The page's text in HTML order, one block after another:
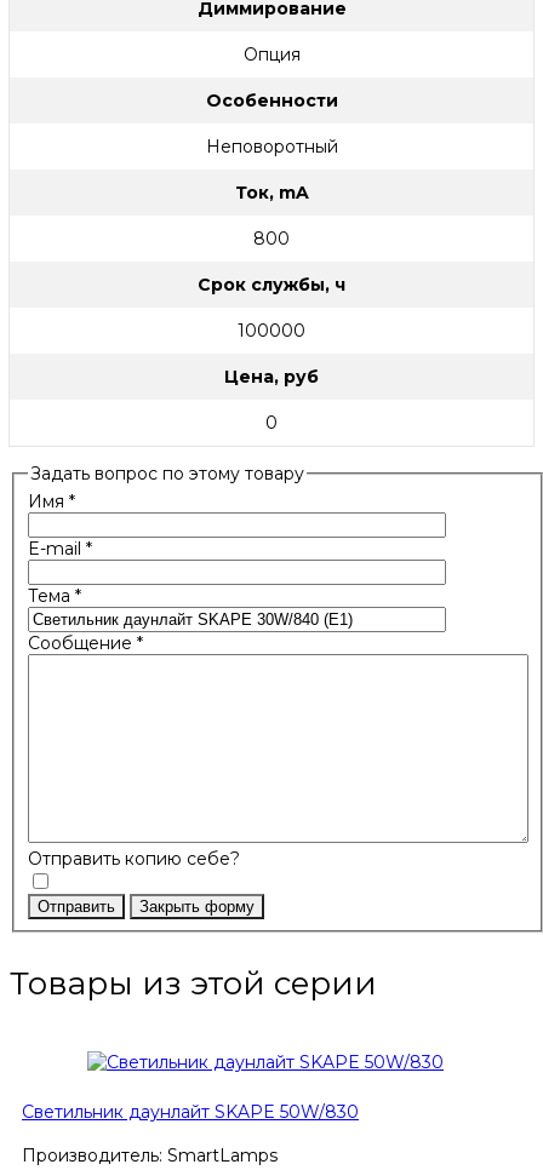
Диммирование
Опция
Особенности
Неповоротный
Ток, mA
800
Срок службы, ч
100000
Цена, руб
0
Задать вопрос по этому товару
Имя *
E-mail *
Тема *
Сообщение *
Отправить копию себе?
Отправить Закрыть форму
Товары из этой серии
Светильник даунлайт SKAPE 50W/830
Производитель: SmartLamps